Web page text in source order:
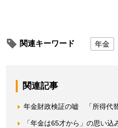
関連キーワード 年金
関連記事
年金財政検証の嘘 「所得代
「年金は65才から」の思い